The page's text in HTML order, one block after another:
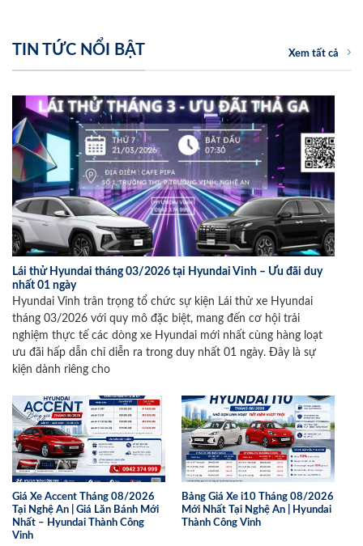
TIN TỨC NỔI BẬT Xem tất cả
Lái thử Hyundai tháng 03/2026 tại Hyundai Vinh – Ưu đãi duy
nhất 01 ngày
Hyundai Vinh trân trọng tổ chức sự kiện Lái thử xe Hyundai
tháng 03/2026 với quy mô đặc biệt, mang đến cơ hội trải
nghiệm thực tế các dòng xe Hyundai mới nhất cùng hàng loạt
ưu đãi hấp dẫn chỉ diễn ra trong duy nhất 01 ngày. Đây là sự
kiện dành riêng cho
Giá Xe Accent Tháng 08/2026
Tại Nghệ An | Giá Lăn Bánh Mới
Nhất – Hyundai Thành Công
Vinh
Bảng Giá Xe i10 Tháng 08/2026
Mới Nhất Tại Nghệ An | Hyundai
Thành Công Vinh